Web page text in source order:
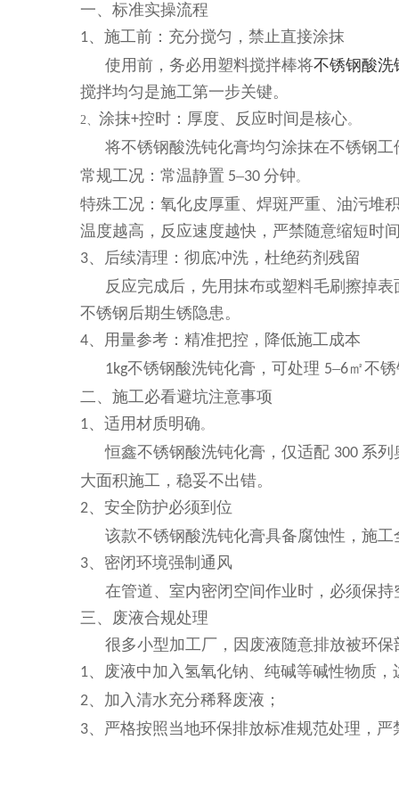
一、标准实操流程
1、施工前：充分搅匀，禁止直接涂抹
使用前，务必用塑料搅拌棒将不锈钢酸洗
搅拌均匀是施工第一步关键。
2、 涂抹+控时：厚度、反应时间是核心。
将不锈钢酸洗钝化膏均匀涂抹在不锈钢
常规工况：常温静置 5–30 分钟。
特殊工况：氧化皮厚重、焊斑严重、油污堆
温度越高，反应速度越快，严禁随意缩短时
3、后续清理：彻底冲洗，杜绝药剂残留
反应完成后，先用抹布或塑料毛刷擦掉
不锈钢后期生锈隐患。
4、用量参考：精准把控，降低施工成本
1kg不锈钢酸洗钝化膏，可处理 5–6㎡不
二、施工必看避坑注意事项
1、适用材质明确。
恒鑫不锈钢酸洗钝化膏，仅适配 300 系列
大面积施工，稳妥不出错。
2、安全防护必须到位
该款不锈钢酸洗钝化膏具备腐蚀性，施
3、密闭环境强制通风
在管道、室内密闭空间作业时，必须保
三、废液合规处理
很多小型加工厂，因废液随意排放被环
1、废液中加入氢氧化钠、纯碱等碱性物质
2、加入清水充分稀释废液；
3、严格按照当地环保排放标准规范处理，